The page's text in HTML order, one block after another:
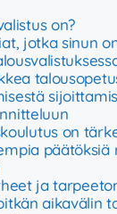
on?
jotka sinun
on
päätöksiä
ja
aikavälin